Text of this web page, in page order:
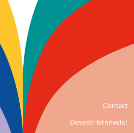
Contact
Devenir bénévole!